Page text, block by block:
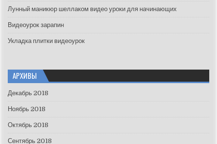
Лунный маникюр шеллаком видео уроки для начинающих
Видеоурок зарапин
Укладка плитки видеоурок
АРХИВЫ
Декабрь 2018
Ноябрь 2018
Октябрь 2018
Сентябрь 2018